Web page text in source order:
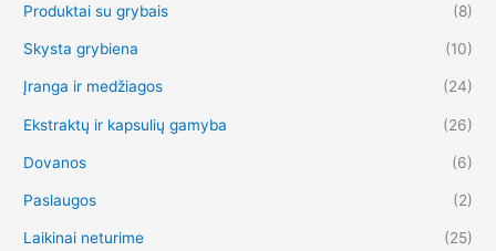
Produktai su grybais (8)
Skysta grybiena (10)
Įranga ir medžiagos (24)
Ekstraktų ir kapsulių gamyba (26)
Dovanos (6)
Paslaugos (2)
Laikinai neturime (25)